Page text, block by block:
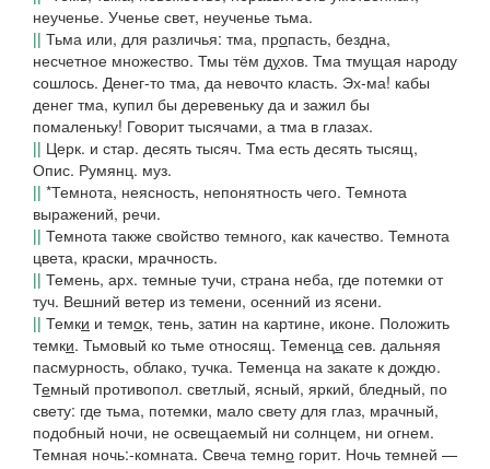
неученье. Ученье свет, неученье тьма.
|| Тьма или, для различья: тма, пропасть, бездна,
несчетное множество. Тмы тём духов. Тма тмущая народу
сошлось. Денег-то тма, да невочто класть. Эх-ма! кабы
денег тма, купил бы деревеньку да и зажил бы
помаленьку! Говорит тысячами, а тма в глазах.
|| Церк. и стар. десять тысяч. Тма есть десять тысящ,
Опис. Румянц. муз.
|| *Темнота, неясность, непонятность чего. Темнота
выражений, речи.
|| Темнота также свойство темного, как качество. Темнота
цвета, краски, мрачность.
|| Темень, арх. темные тучи, страна неба, где потемки от
туч. Вешний ветер из темени, осенний из ясени.
|| Темки и темок, тень, затин на картине, иконе. Положить
темки. Тьмовый ко тьме относящ. Теменца сев. дальняя
пасмурность, облако, тучка. Теменца на закате к дождю.
Темный противопол. светлый, ясный, яркий, бледный, по
свету: где тьма, потемки, мало свету для глаз, мрачный,
подобный ночи, не освещаемый ни солнцем, ни огнем.
Темная ночь:-комната. Свеча темно горит. Ночь темней —